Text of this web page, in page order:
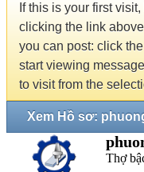
If this is your first
clicking the link
you can post: click
start viewing
to visit from the
Xem Hồ sơ:
Thợ